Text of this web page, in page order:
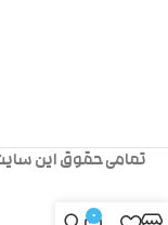
تمامی حقوق این
0